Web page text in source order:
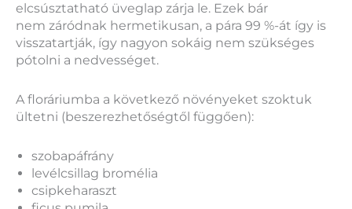
elcsúsztatható üveglap zárja le. Ezek bár
nem záródnak hermetikusan, a pára 99 %-át így is
visszatartják, így nagyon sokáig nem szükséges
pótolni a nedvességet.
A floráriumba a következő növényeket szoktuk
ültetni (beszerezhetőségtől függően):
szobapáfrány
levélcsillag bromélia
csipkeharaszt